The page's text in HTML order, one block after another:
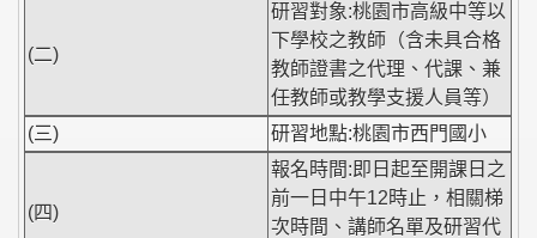
(二)
研習對象:桃園市高級中等以
下學校之教師（含未具合格
教師證書之代理、代課、兼
任教師或教學支援人員等）
(三)
研習地點:桃園市西門國小
(四)
報名時間:即日起至開課日之
前一日中午12時止，相關梯
次時間、講師名單及研習代